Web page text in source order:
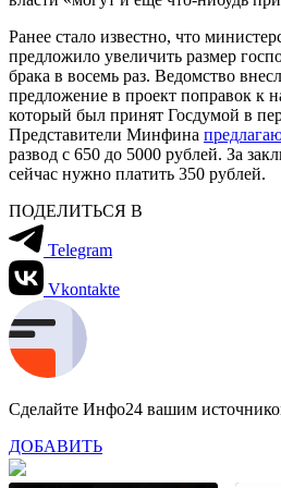
Ранее стало известно, что м
предложило увеличить размер
брака в восемь раз. Ведомство
предложение в проект поправок к
который был принят Госдумой в
Представители Минфина
развод с 650 до 5000 рублей. За
сейчас нужно платить 350 рублей.
ПОДЕЛИТЬСЯ В
Telegram
Vkontakte
Сделайте Инфо24 вашим
ДОБАВИТЬ